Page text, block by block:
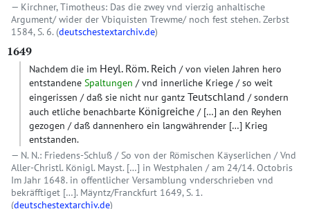
Kirchner, Timotheus: Das die zwey vnd vierzig anhaltische
Argument/ wider der Vbiquisten Trewme/ noch fest stehen. Zerbst
1584, S. 6. (deutschestextarchiv.de)
1649
Nachdem die im Heyl. Röm. Reich / von vielen Jahren hero
entstandene Spaltungen / vnd innerliche Kriege / so weit
eingerissen / daß sie nicht nur gantz Teutschland / sondern
auch etliche benachbarte Königreiche / […] an den Reyhen
gezogen / daß dannenhero ein langwährender […] Krieg
entstanden.
N. N.: Friedens-Schluß / So von der Römischen Käyserlichen / Vnd
Aller-Christl. Königl. Mayst. […] in Westphalen / am 24/14. Octobris
Im Jahr 1648. in offentlicher Versamblung vnderschrieben vnd
bekräfftiget […]. Mäyntz/Franckfurt 1649, S. 1.
(deutschestextarchiv.de)